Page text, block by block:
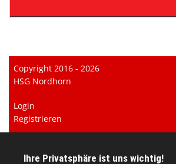
Copyright 2016 - 2026
HSG Nordhorn
Login
Registrieren
Datenschutzerklärung